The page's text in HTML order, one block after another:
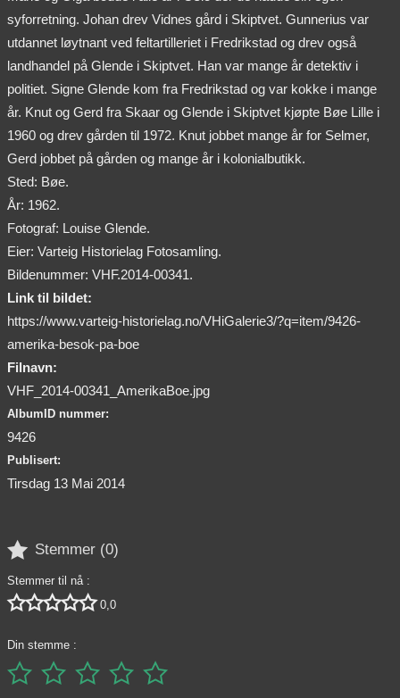
syforretning. Johan drev Vidnes gård i Skiptvet. Gunnerius var
utdannet løytnant ved feltartilleriet i Fredrikstad og drev også
landhandel på Glende i Skiptvet. Han var mange år detektiv i
politiet. Signe Glende kom fra Fredrikstad og var kokke i mange
år. Knut og Gerd fra Skaar og Glende i Skiptvet kjøpte Bøe Lille i
1960 og drev gården til 1972. Knut jobbet mange år for Selmer,
Gerd jobbet på gården og mange år i kolonialbutikk.
Sted: Bøe.
År: 1962.
Fotograf: Louise Glende.
Eier: Varteig Historielag Fotosamling.
Bildenummer: VHF.2014-00341.
Link til bildet:
https://www.varteig-historielag.no/VHiGalerie3/?q=item/9426-
amerika-besok-pa-boe
Filnavn:
VHF_2014-00341_AmerikaBoe.jpg
AlbumID nummer:
9426
Publisert:
Tirsdag 13 Mai 2014
 Stemmer (0)
Stemmer til nå :
 0,0
Din stemme :
    